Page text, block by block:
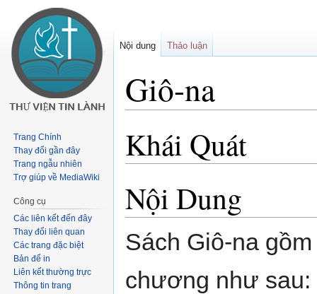
Giô-na
tưới
chuyển
tới
tìm
Khái Quát
Nội Dung
Sách Giô-na
chương như sau:
Nội dung Thảo luận
Trang Chính
Thay đổi gần đây
Trang ngẫu nhiên
Trợ giúp về MediaWiki
Công cụ
Các liên kết đến đây
Thay đổi liên quan
Các trang đặc biệt
Bản để in
Liên kết thường trực
Thông tin trang